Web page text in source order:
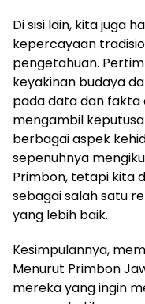
Di sisi lain, kita juga
kepercayaan
pengetahuan.
keyakinan budaya
pada data dan
mengambil
berbagai aspek
sepenuhnya
Primbon, tetapi kita
sebagai salah satu
yang lebih baik.
Kesimpulannya,
Menurut Primbon
mereka yang ingin